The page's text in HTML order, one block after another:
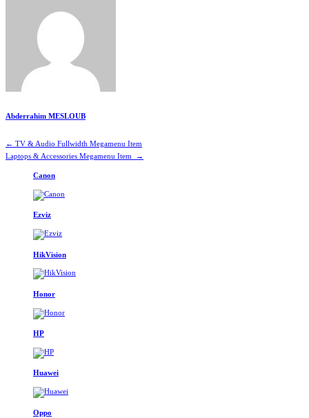
Abderrahim MESLOUB
Navigation
de
l’article
← TV & Audio Fullwidth Megamenu Item
Laptops & Accessories Megamenu Item
→
Brands Carousel
Canon
Ezviz
HikVision
Honor
HP
Huawei
Oppo